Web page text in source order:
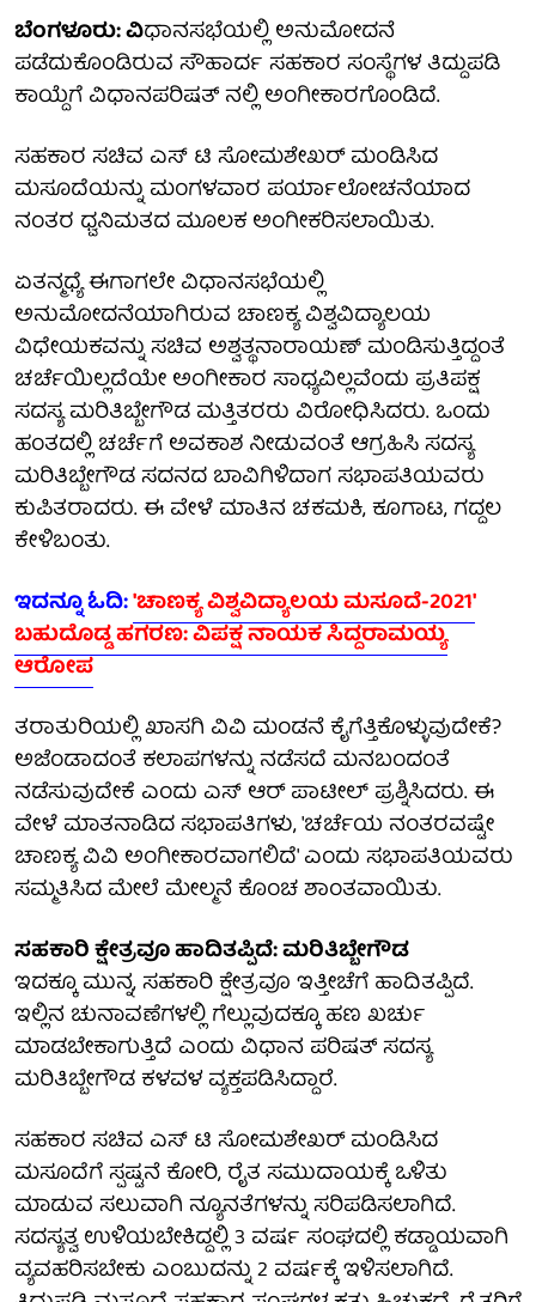
ಬೆಂಗಳೂರು: ವಿಧಾನಸಭೆಯಲ್ಲಿ ಅನುಮೋದನೆ
ಪಡೆದುಕೊಂಡಿರುವ ಸೌಹಾರ್ದ ಸಹಕಾರ ಸಂಸ್ಥೆಗಳ ತಿದ್ದುಪಡಿ
ಕಾಯ್ದೆಗೆ ವಿಧಾನಪರಿಷತ್ ನಲ್ಲಿ ಅಂಗೀಕಾರಗೊಂಡಿದೆ.
ಸಹಕಾರ ಸಚಿವ ಎಸ್ ಟಿ ಸೋಮಶೇಖರ್ ಮಂಡಿಸಿದ
ಮಸೂದೆಯನ್ನು ಮಂಗಳವಾರ ಪರ್ಯಾಲೋಚನೆಯಾದ
ನಂತರ ಧ್ವನಿಮತದ ಮೂಲಕ ಅಂಗೀಕರಿಸಲಾಯಿತು.
ಏತನ್ಮಧ್ಯೆ ಈಗಾಗಲೇ ವಿಧಾನಸಭೆಯಲ್ಲಿ
ಅನುಮೋದನೆಯಾಗಿರುವ ಚಾಣಕ್ಯ ವಿಶ್ವವಿದ್ಯಾಲಯ
ವಿಧೇಯಕವನ್ನು ಸಚಿವ ಅಶ್ವತ್ಥನಾರಾಯಣ್ ಮಂಡಿಸುತ್ತಿದ್ದಂತೆ
ಚರ್ಚೆಯಿಲ್ಲದೆಯೇ ಅಂಗೀಕಾರ ಸಾಧ್ಯವಿಲ್ಲವೆಂದು ಪ್ರತಿಪಕ್ಷ
ಸದಸ್ಯ ಮರಿತಿಬ್ಬೇಗೌಡ ಮತ್ತಿತರರು ವಿರೋಧಿಸಿದರು. ಒಂದು
ಹಂತದಲ್ಲಿ ಚರ್ಚೆಗೆ ಅವಕಾಶ ನೀಡುವಂತೆ ಆಗ್ರಹಿಸಿ ಸದಸ್ಯ
ಮರಿತಿಬ್ಬೇಗೌಡ ಸದನದ ಬಾವಿಗಿಳಿದಾಗ ಸಭಾಪತಿಯವರು
ಕುಪಿತರಾದರು. ಈ ವೇಳೆ ಮಾತಿನ ಚಕಮಕಿ, ಕೂಗಾಟ, ಗದ್ದಲ
ಕೇಳಿಬಂತು.
ಇದನ್ನೂ ಓದಿ:'ಚಾಣಕ್ಯ ವಿಶ್ವವಿದ್ಯಾಲಯ ಮಸೂದೆ-2021'
ಬಹುದೊಡ್ಡ ಹಗರಣ: ವಿಪಕ್ಷ ನಾಯಕ ಸಿದ್ದರಾಮಯ್ಯ
ಆರೋಪ
ತರಾತುರಿಯಲ್ಲಿ ಖಾಸಗಿ ವಿವಿ ಮಂಡನೆ ಕೈಗೆತ್ತಿಕೊಳ್ಳುವುದೇಕೆ?
ಅಜೆಂಡಾದಂತೆ ಕಲಾಪಗಳನ್ನು ನಡೆಸದೆ ಮನಬಂದಂತೆ
ನಡೆಸುವುದೇಕೆ ಎಂದು ಎಸ್ ಆರ್ ಪಾಟೀಲ್ ಪ್ರಶ್ನಿಸಿದರು. ಈ
ವೇಳೆ ಮಾತನಾಡಿದ ಸಭಾಪತಿಗಳು, 'ಚರ್ಚೆಯ ನಂತರವಷ್ಟೇ
ಚಾಣಕ್ಯ ವಿವಿ ಅಂಗೀಕಾರವಾಗಲಿದೆ' ಎಂದು ಸಭಾಪತಿಯವರು
ಸಮ್ಮತಿಸಿದ ಮೇಲೆ ಮೇಲ್ಮನೆ ಕೊಂಚ ಶಾಂತವಾಯಿತು.
ಸಹಕಾರಿ ಕ್ಷೇತ್ರವೂ ಹಾದಿತಪ್ಪಿದೆ: ಮರಿತಿಬ್ಬೇಗೌಡ
ಇದಕ್ಕೂ ಮುನ್ನ, ಸಹಕಾರಿ ಕ್ಷೇತ್ರವೂ ಇತ್ತೀಚೆಗೆ ಹಾದಿತಪ್ಪಿದೆ.
ಇಲ್ಲಿನ ಚುನಾವಣೆಗಳಲ್ಲಿ ಗೆಲ್ಲುವುದಕ್ಕೂ ಹಣ ಖರ್ಚು
ಮಾಡಬೇಕಾಗುತ್ತಿದೆ ಎಂದು ವಿಧಾನ ಪರಿಷತ್ ಸದಸ್ಯ
ಮರಿತಿಬ್ಬೇಗೌಡ ಕಳವಳ ವ್ಯಕ್ತಪಡಿಸಿದ್ದಾರೆ.
ಸಹಕಾರ ಸಚಿವ ಎಸ್ ಟಿ ಸೋಮಶೇಖರ್ ಮಂಡಿಸಿದ
ಮಸೂದೆಗೆ ಸ್ಪಷ್ಟನೆ ಕೋರಿ, ರೈತ ಸಮುದಾಯಕ್ಕೆ ಒಳಿತು
ಮಾಡುವ ಸಲುವಾಗಿ ನ್ಯೂನತೆಗಳನ್ನು ಸರಿಪಡಿಸಲಾಗಿದೆ.
ಸದಸ್ಯತ್ವ ಉಳಿಯಬೇಕಿದ್ದಲ್ಲಿ 3 ವರ್ಷ ಸಂಘದಲ್ಲಿ ಕಡ್ಡಾಯವಾಗಿ
ವ್ಯವಹರಿಸಬೇಕು ಎಂಬುದನ್ನು 2 ವರ್ಷಕ್ಕೆ ಇಳಿಸಲಾಗಿದೆ.